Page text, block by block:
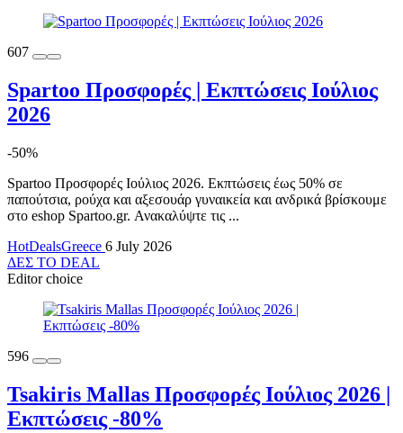
607
Spartoo Προσφορές | Εκπτώσεις Ιούλιος
2026
-50%
Spartoo Προσφορές Ιούλιος 2026. Εκπτώσεις έως 50% σε
παπούτσια, ρούχα και αξεσουάρ γυναικεία και ανδρικά βρίσκουμε
στο eshop Spartoo.gr. Ανακαλύψτε τις ...
HotDealsGreece 6 July 2026
ΔΕΣ ΤΟ DEAL
Editor choice
596
Tsakiris Mallas Προσφορές Ιούλιος 2026 |
Εκπτώσεις -80%